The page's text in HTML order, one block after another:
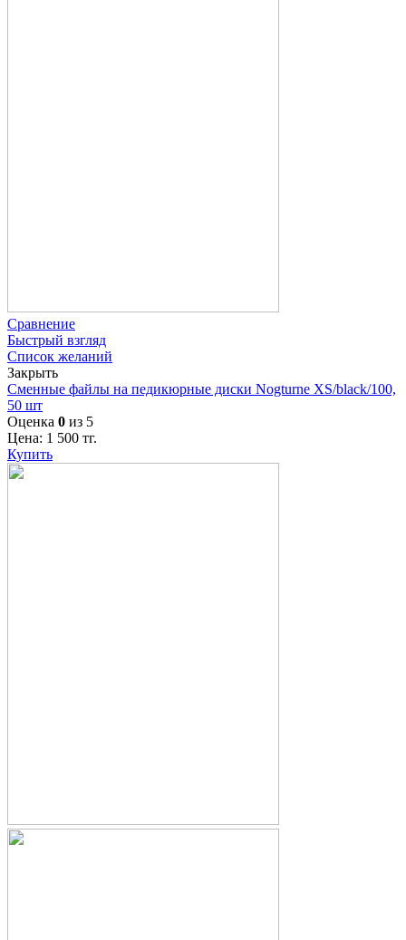
Сравнение
Быстрый взгляд
Список желаний
Закрыть
Сменные файлы на педикюрные диски Nogturne XS/black/100,
50 шт
Оценка 0 из 5
Цена: 1 500 тг.
Купить